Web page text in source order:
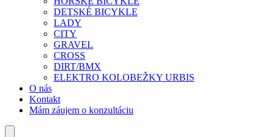
DETSKÉ BICYKLE
LADY
CITY
GRAVEL
CROSS
DIRT/BMX
ELEKTRO KOLOBEŽKY URBIS
O nás
Kontakt
Mám záujem o konzultáciu